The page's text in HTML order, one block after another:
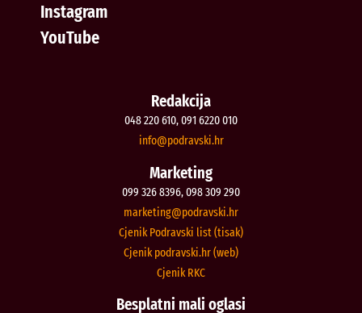
Instagram
YouTube
Redakcija
048 220 610, 091 6220 010
rh.iksvardop
@ofni
Marketing
099 326 8396, 098 309 290
rh.iksvardop
@gnitekram
Cjenik Podravski list (tisak)
Cjenik podravski.hr (web)
Cjenik RKC
Besplatni mali oglasi